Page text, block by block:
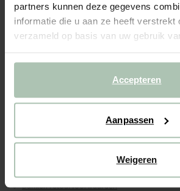
partners kunnen deze gegevens
informatie die u aan ze heeft verstrekt
verzameld op basis van uw gebruik
Accepteren
Aanpassen
Weigeren
VOEG TOE AAN WINKELMAND
Verpakkingsmateriaal nemen we mee
Banken retourvoorwaarden